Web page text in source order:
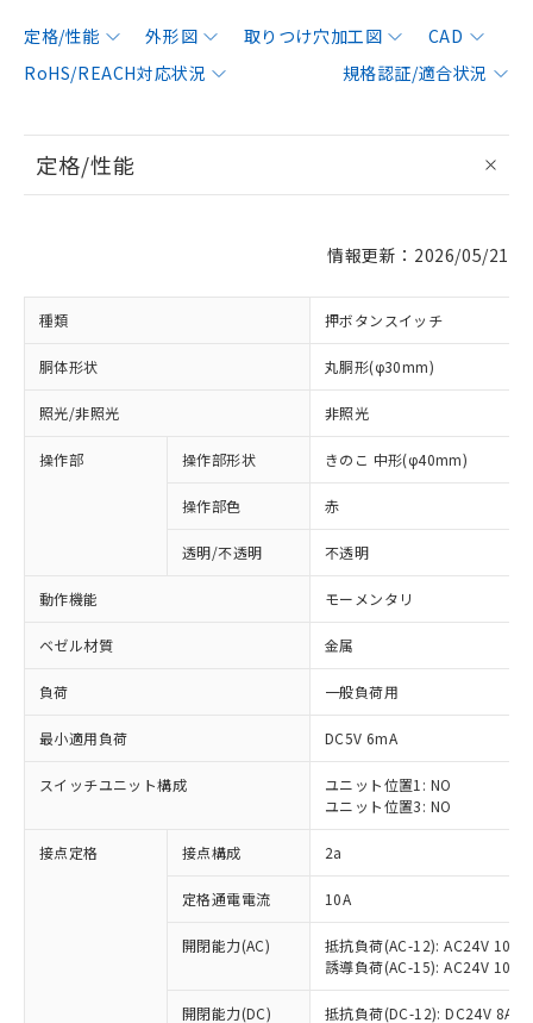
定格/性能 外形図 取りつけ穴加工図
CAD
RoHS/REACH対応状況
規格認証/適合状況
定格/性能
情報更新：2026/05/21
種類 押ボタンスイッチ
胴体形状 丸胴形(φ30mm)
照光/非照光 非照光
操作部 操作部形状 きのこ 中形(φ40mm)
操作部色 赤
透明/不透明 不透明
動作機能 モーメンタリ
ベゼル材質 金属
負荷 一般負荷用
最小適用負荷 DC5V 6mA
スイッチユニット構成
ユニット位置1: NO
ユニット位置3: NO
接点定格 接点構成 2a
定格通電電流 10A
開閉能力(AC)
抵抗負荷(AC-12): AC24V 10A/
誘導負荷(AC-15): AC24V
開閉能力(DC) 抵抗負荷(DC-12): DC24V 8A/
ご利用条件
※1 対応状況
対応済み：EU RoHS指令（10物質）の
非含有に対応した製品が提供可能な商品で
対応予定：EU RoHS指令（10物質）の非含
有に対応した製品に切り替える予定のある